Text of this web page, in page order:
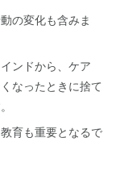
の変化も含みま
ンドから、ケア
なったときに捨て
育も重要となるで